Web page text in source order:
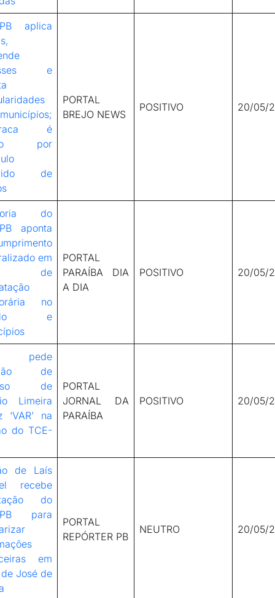
PB aplica
e
é
por
de
PORTAL
BREJO NEWS
POSITIVO 20/05/
do
aponta
em
de
no
e
PORTAL
PARAÍBA DIA
A DIA
POSITIVO 20/05/
pede
de
de
Limeira
na
do TCE-
PORTAL
JORNAL DA
PARAÍBA
POSITIVO 20/05/
de Laís
recebe
do
PB para
em
José de
PORTAL
REPÓRTER PB
NEUTRO 20/05/